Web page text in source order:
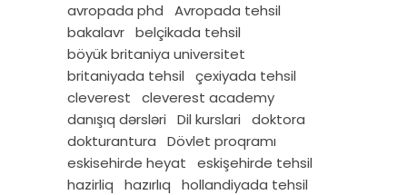
avropada phd
Avropada tehsil
bakalavr belçikada tehsil
böyük britaniya universitet
britaniyada tehsil
çexiyada tehsil
cleverest
cleverest academy
danışıq dərsləri
Dil kurslari
doktora
dokturantura
Dövlet proqramı
eskisehirde heyat
eskişehirde tehsil
hazirliq
hazırlıq
hollandiyada tehsil